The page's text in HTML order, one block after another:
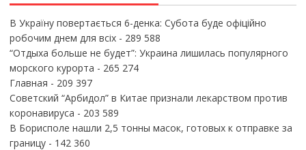
В Україну повертається 6-денка: Субота буде офіційно
робочим днем для всіх- 289 588
“Отдыха больше не будет”: Украина лишилась популярного
морского курорта - 265 274
Главная - 209 397
Советский “Арбидол” в Китае признали лекарством против
коронавируса - 203 589
В Борисполе нашли 2,5 тонны масок, готовых к отправке за
границу- 142 360